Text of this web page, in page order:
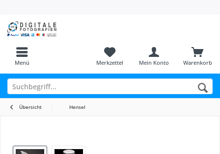
Menü Warenkorb
Merkzettel Mein Konto
Übersicht Hensel